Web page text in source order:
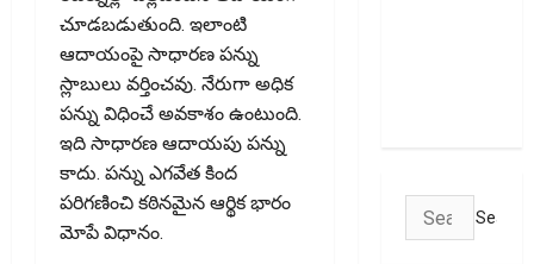
చూడబడుతుంది. ఇలాంటి
ఆదాయంపై సాధారణ పన్ను
స్లాబులు వర్తించవు. నేరుగా అధిక
పన్ను విధించే అవకాశం ఉంటుంది.
ఇది సాధారణ ఆదాయపు పన్ను
కాదు. పన్ను ఎగవేత కింద
పరిగణించి కఠినమైన ఆర్థిక భారం
మోపే విధానం.
Search
for: